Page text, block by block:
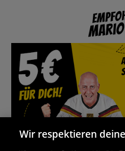
Wir respektieren